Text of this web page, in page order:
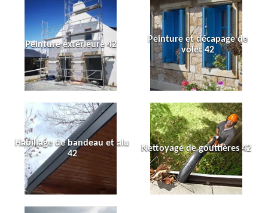
Peinture extérieure 42
Peinture et décapage de
volet 42
Habillage de bandeau et alu
42
Nettoyage de gouttières 42